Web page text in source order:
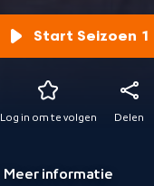
Start Seizoen 1
Log in om te volgen Delen
Meer informatie